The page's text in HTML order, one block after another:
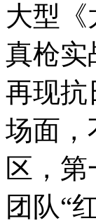
大型
真枪实
再现抗
场面
区，
团队“